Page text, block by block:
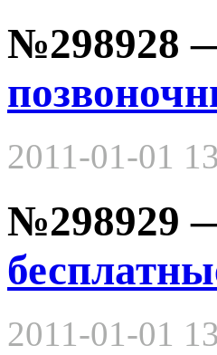
№298928
2011-01-01
№298929
2011-01-01